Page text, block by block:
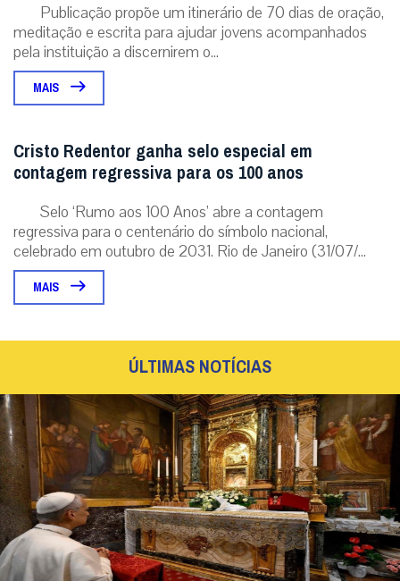
Publicação propõe um itinerário de 70 dias de oração,
meditação e escrita para ajudar jovens acompanhados
pela instituição a discernirem o...
MAIS
Cristo Redentor ganha selo especial em
contagem regressiva para os 100 anos
Selo ‘Rumo aos 100 Anos’ abre a contagem
regressiva para o centenário do símbolo nacional,
celebrado em outubro de 2031. Rio de Janeiro (31/07/...
MAIS
ÚLTIMAS NOTÍCIAS